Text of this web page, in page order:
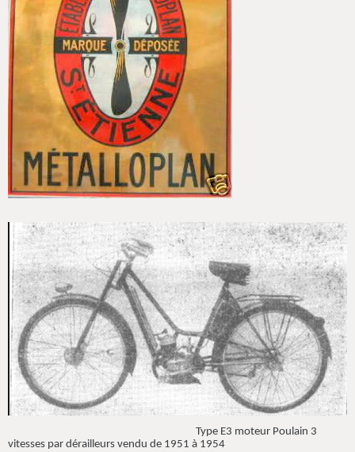
Type E3 moteur Poulain 3
vitesses par dérailleurs vendu de 1951 à 1954